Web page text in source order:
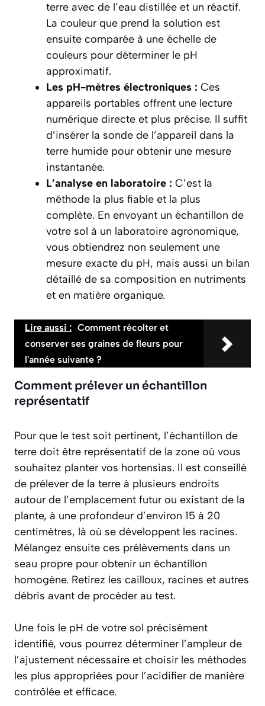
terre avec de l’eau distillée et un réactif.
La couleur que prend la solution est
ensuite comparée à une échelle de
couleurs pour déterminer le pH
approximatif.
Les pH-mètres électroniques : Ces
appareils portables offrent une lecture
numérique directe et plus précise. Il suffit
d’insérer la sonde de l’appareil dans la
terre humide pour obtenir une mesure
instantanée.
L’analyse en laboratoire : C’est la
méthode la plus fiable et la plus
complète. En envoyant un échantillon de
votre sol à un laboratoire agronomique,
vous obtiendrez non seulement une
mesure exacte du pH, mais aussi un bilan
détaillé de sa composition en nutriments
et en matière organique.
Lire aussi : Comment récolter et
conserver ses graines de fleurs pour
l'année suivante ?
Comment prélever un échantillon
représentatif
Pour que le test soit pertinent, l’échantillon de
terre doit être représentatif de la zone où vous
souhaitez planter vos hortensias. Il est conseillé
de prélever de la terre à plusieurs endroits
autour de l’emplacement futur ou existant de la
plante, à une profondeur d’environ 15 à 20
centimètres, là où se développent les racines.
Mélangez ensuite ces prélèvements dans un
seau propre pour obtenir un échantillon
homogène. Retirez les cailloux, racines et autres
débris avant de procéder au test.
Une fois le pH de votre sol précisément
identifié, vous pourrez déterminer l’ampleur de
l’ajustement nécessaire et choisir les méthodes
les plus appropriées pour l’acidifier de manière
contrôlée et efficace.